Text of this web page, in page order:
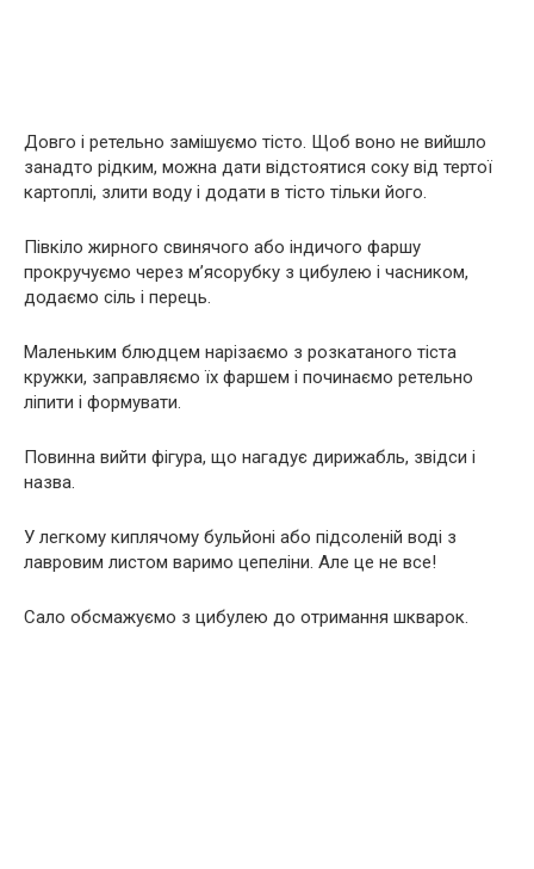
Довго і ретельно замішуємо тісто. Щоб воно не вийшло
занадто рідким, можна дати відстоятися соку від тертої
картоплі, злити воду і додати в тісто тільки його.
Півкіло жирного свинячого або індичого фаршу
прокручуємо через м’ясорубку з цибулею і часником,
додаємо сіль і перець.
Маленьким блюдцем нарізаємо з розкатаного тіста
кружки, заправляємо їх фаршем і починаємо ретельно
ліпити і формувати.
Повинна вийти фігура, що нагадує дирижабль, звідси і
назва.
У легкому киплячому бульйоні або підсоленій воді з
лавровим листом варимо цепеліни. Але це не все!
Сало обсмажуємо з цибулею до отримання шкварок.